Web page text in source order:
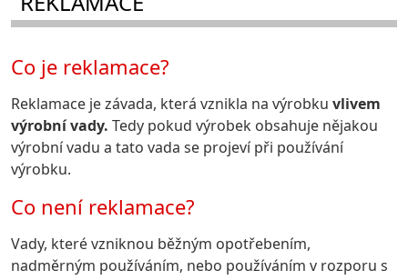
Co je reklamace?
Reklamace je závada, která vznikla na výrobku vlivem
výrobní vady. Tedy pokud výrobek obsahuje nějakou
výrobní vadu a tato vada se projeví při používání
výrobku.
Co není reklamace?
Vady, které vzniknou běžným opotřebením,
nadměrným používáním, nebo používáním v rozporu s